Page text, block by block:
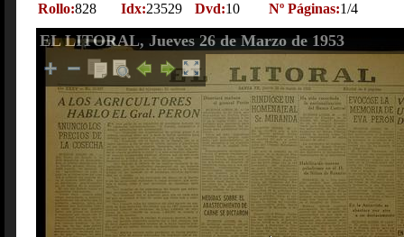
Rollo:828 Idx:23529 Dvd:10 Nº Páginas:1/4
EL LITORAL, Jueves 26 de Marzo de 1953